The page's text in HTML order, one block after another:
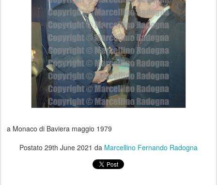
a Monaco di Baviera maggio 1979
Postato 29th June 2021 da Marcellino Fernando Radogna